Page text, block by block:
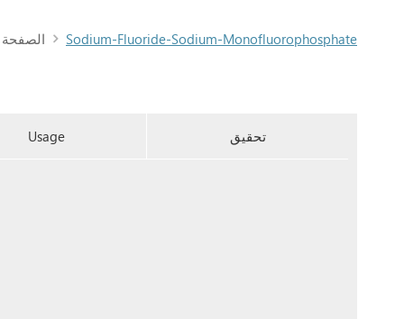
الصفحة Sodium-Fluoride-Sodium-Monofluorophosphate
Usage تحقيق